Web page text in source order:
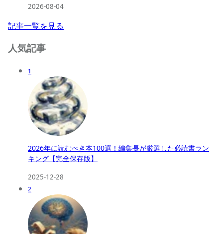
2026-08-04
記事一覧を見る
人気記事
1
2026年に読むべき本100選！編集長が厳選した必読書ラン
キング【完全保存版】
2025-12-28
2